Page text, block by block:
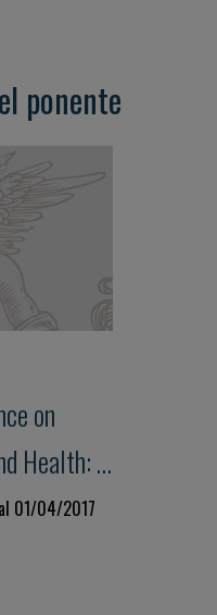
ponente
on
Health: a
01/04/2017